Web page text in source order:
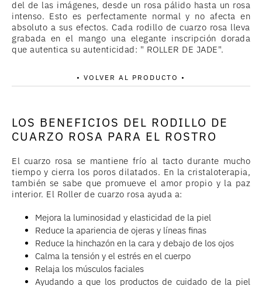
del de las imágenes, desde un rosa pálido hasta un rosa
intenso. Esto es perfectamente normal y no afecta en
absoluto a sus efectos. Cada rodillo de cuarzo rosa lleva
grabada en el mango una elegante inscripción dorada
que autentica su autenticidad: " ROLLER DE JADE".
• VOLVER AL PRODUCTO •
LOS BENEFICIOS DEL RODILLO DE
CUARZO ROSA PARA EL ROSTRO
El cuarzo rosa se mantiene frío al tacto durante mucho
tiempo y cierra los poros dilatados. En la cristaloterapia,
también se sabe que promueve el amor propio y la paz
interior. El Roller de cuarzo rosa ayuda a:
Mejora la luminosidad y elasticidad de la piel
Reduce la apariencia de ojeras y líneas finas
Reduce la hinchazón en la cara y debajo de los ojos
Calma la tensión y el estrés en el cuerpo
Relaja los músculos faciales
Ayudando a que los productos de cuidado de la piel